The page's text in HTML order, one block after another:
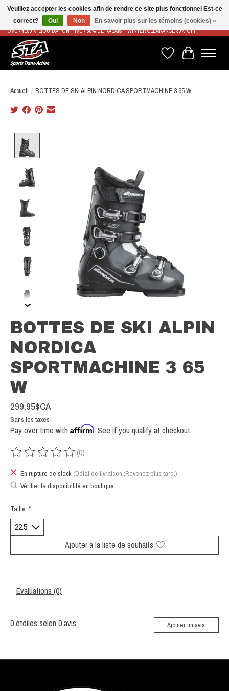
LIVRAISON RAPIDE ET GRATUITE À PARTIR DE 100$ - FAST & FREE SHIPPING ON ORDERS
OVER $100 // LIQUIDATION HIVER 30% DE RABAIS - WINTER CLEARANCE 30% OFF
Liste de souhaits
Panier
Accueil / BOTTES DE SKI ALPIN NORDICA SPORTMACHINE 3 65 W
BOTTES DE SKI ALPIN
NORDICA
SPORTMACHINE 3 65
W
299,95$CA
Sans les taxes
Pay over time with Affirm. See if you qualify at checkout.
Ce produit est évalué à
(0)
En rupture de stock (Délai de livraison :Revenez plus tard.)
Vérifier la disponibilité en boutique
Taille: *
Ajouter à la liste de souhaits
Évaluations (0)
0étoiles selon 0avis Ajouter un avis
Veuillez accepter les cookies afin de rendre ce site plus fonctionnel Est-ce
correct?
Oui Non En savoir plus sur les témoins (cookies) »